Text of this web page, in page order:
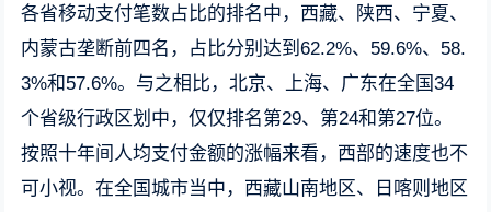
各省移动支付笔数占比的排名中，西藏、陕西、宁夏、
内蒙古垄断前四名，占比分别达到62.2%、59.6%、58.
3%和57.6%。与之相比，北京、上海、广东在全国34
个省级行政区划中，仅仅排名第29、第24和第27位。
按照十年间人均支付金额的涨幅来看，西部的速度也不
可小视。在全国城市当中，西藏山南地区、日喀则地区